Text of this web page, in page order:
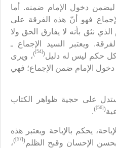
ليضمن دخول الإمام ضمنه. أما
فهو أنّ هذه الفرقة على
نثق بأنه لا يفارق الحق ولا
ويعتبر السيد الإجماع ـ
كل حكم ليس له دليل(
[54]
)، ويرى
الإمام ضمن الإجماع؛ فهي
على حجية ظواهر الكتاب
(
[56]
)
.
يحكم بالإباحة ويعتبر هذه
الإحسان وقبح الظلم(
[57]
)،